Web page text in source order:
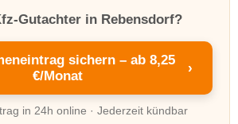
Gutachter in Rebensdorf?
sichern – ab 8,25
€/Monat
›
in 24h online · Jederzeit kündbar